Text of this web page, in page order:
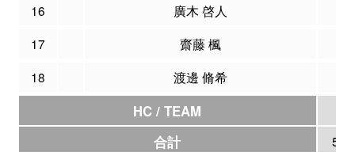
16
廣木 啓人
17
齋藤 楓
18
渡邊 脩希
HC / TEAM
合計 57